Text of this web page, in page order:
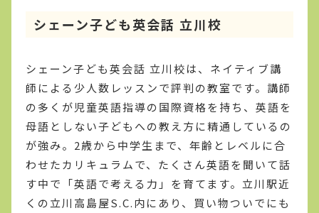
シェーン子ども英会話 立川校
シェーン子ども英会話 立川校は、ネイティブ講
師による少人数レッスンで評判の教室です。講師
の多くが児童英語指導の国際資格を持ち、英語を
母語としない子どもへの教え方に精通しているの
が強み。2歳から中学生まで、年齢とレベルに合
わせたカリキュラムで、たくさん英語を聞いて話
す中で「英語で考える力」を育てます。立川駅近
くの立川高島屋S.C.内にあり、買い物ついでにも